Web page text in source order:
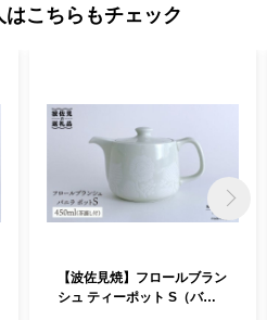
こちらもチェック
【波佐見焼】フロールブラン
シュ ティーポット S（バニ